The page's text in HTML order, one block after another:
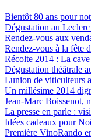
Bientôt 80 ans pour
Dégustation au
Rendez-vous aux
Rendez-vous à la fête
Récolte 2014 : La
Dégustation théâtrale
Lunion de viticulteurs
Un millésime 2014
Jean-Marc Boissenot,
La presse en parle :
Idées cadeaux pour
Première VinoRando